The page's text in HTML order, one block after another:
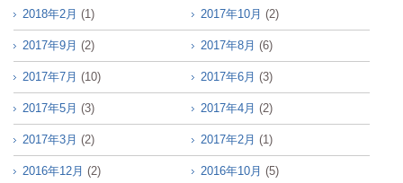
2018年2月 (1) 2017年10月 (2)
2017年9月 (2) 2017年8月 (6)
2017年7月 (10) 2017年6月 (3)
2017年5月 (3) 2017年4月 (2)
2017年3月 (2) 2017年2月 (1)
2016年12月 (2) 2016年10月 (5)